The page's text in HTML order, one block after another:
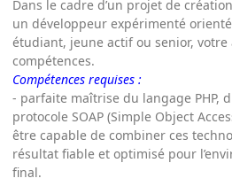
Dans le cadre d’un projet de
un développeur expérimenté
étudiant, jeune actif ou senior,
compétences.
Compétences requises :
- parfaite maîtrise du langage PHP,
protocole SOAP (Simple Object
être capable de combiner ces
résultat fiable et optimisé pour
final.